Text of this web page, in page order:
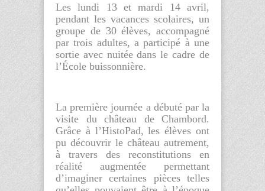
Les lundi 13 et mardi 14 avril,
pendant les vacances scolaires, un
groupe de 30 élèves, accompagné
par trois adultes, a participé à une
sortie avec nuitée dans le cadre de
l’École buissonnière.
La première journée a débuté par la
visite du château de Chambord.
Grâce à l’HistoPad, les élèves ont
pu découvrir le château autrement,
à travers des reconstitutions en
réalité augmentée permettant
d’imaginer certaines pièces telles